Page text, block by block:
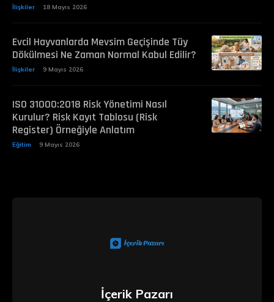
İlişkiler 18 Mayıs 2026
Evcil Hayvanlarda Mevsim Geçişinde Tüy
Dökülmesi Ne Zaman Normal Kabul Edilir?
İlişkiler 9 Mayıs 2026
ISO 31000:2018 Risk Yönetimi Nasıl
Kurulur? Risk Kayıt Tablosu (Risk
Register) Örneğiyle Anlatım
Eğitim 9 Mayıs 2026
İçerik Pazarı